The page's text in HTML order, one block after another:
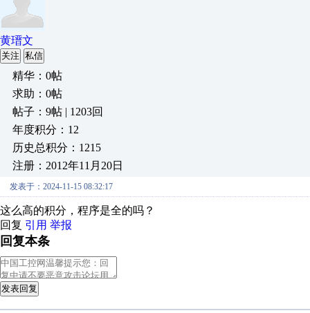
黄瑨文
关注 私信
精华：0帖
求助：0帖
帖子：9帖 | 1203回
年度积分：12
历史总积分：1215
注册：2012年11月20日
发表于：2024-11-15 08:32:17
这么高的积分，程序是全的吗？
回复 引用 举报
回复本条
发表回复